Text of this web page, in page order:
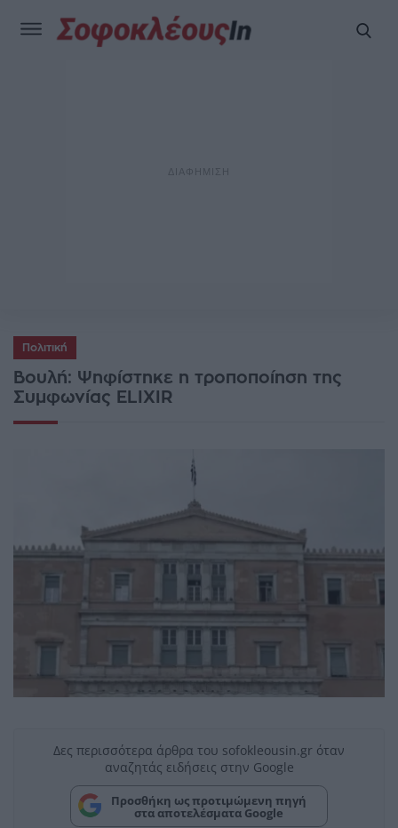
Πολιτική
Βουλή: Ψηφίστηκε η τροποποίηση της
Συμφωνίας ELIXIR
Δες περισσότερα άρθρα του sofokleousin.gr όταν
αναζητάς ειδήσεις στην Google
Προσθήκη ως προτιμώμενη πηγή
στα αποτελέσματα Google